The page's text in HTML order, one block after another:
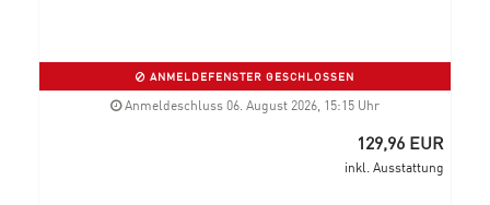
ANMELDEFENSTER GESCHLOSSEN
Anmeldeschluss 06. August 2026, 15:15 Uhr
129,96 EUR
inkl. Ausstattung